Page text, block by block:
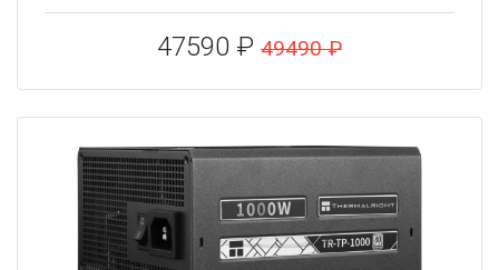
47590 ₽ 49490 ₽